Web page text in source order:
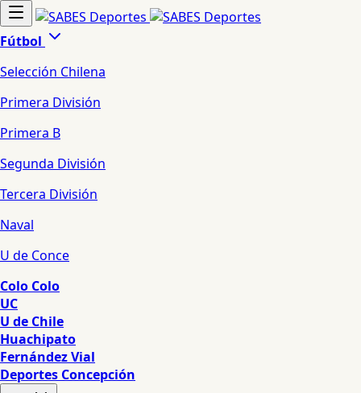
Fútbol
Selección Chilena
Primera División
Primera B
Segunda División
Tercera División
Naval
U de Conce
Colo Colo
UC
U de Chile
Huachipato
Fernández Vial
Deportes Concepción